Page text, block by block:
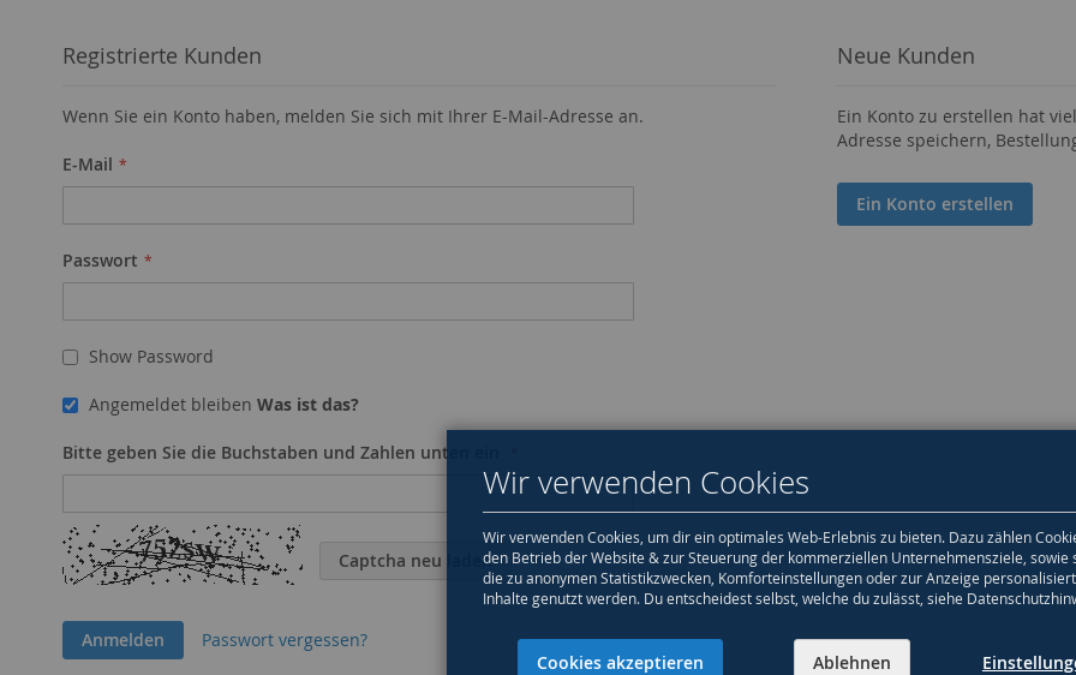
Registrierte Kunden
Wenn Sie ein Konto haben, melden Sie sich mit Ihrer E-Mail-Adresse an.
E-Mail
Passwort
Show Password
Angemeldet bleiben Was ist das?
Bitte geben Sie die Buchstaben und Zahlen unten ein
Captcha neu laden
Anmelden Passwort vergessen?
Neue Kunden
Ein Konto zu erstellen hat
Adresse speichern,
Ein Konto erstellen
Wir verwenden Cookies
Wir verwenden Cookies, um dir ein optimales Web-Erlebnis zu bieten. Dazu zählen
den Betrieb der Website & zur Steuerung der kommerziellen Unternehmensziele, sowie
die zu anonymen Statistikzwecken, Komforteinstellungen oder zur Anzeige
Inhalte genutzt werden. Du entscheidest selbst, welche du zulässt, siehe
Cookies akzeptieren Ablehnen